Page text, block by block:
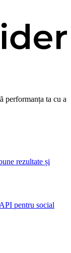
performanța ta cu a
rezultate și
pentru social